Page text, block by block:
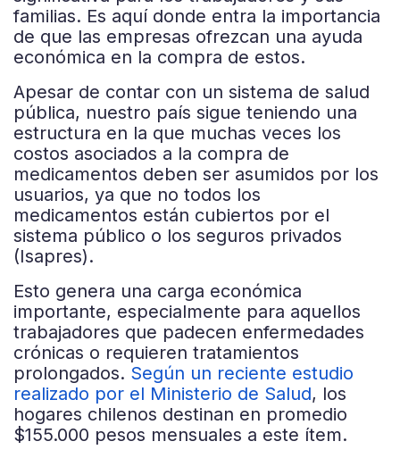
familias. Es aquí donde entra la importancia
de que las empresas ofrezcan una ayuda
económica en la compra de estos.
Apesar de contar con un sistema de salud
pública, nuestro país sigue teniendo una
estructura en la que muchas veces los
costos asociados a la compra de
medicamentos deben ser asumidos por los
usuarios, ya que no todos los
medicamentos están cubiertos por el
sistema público o los seguros privados
(Isapres).
Esto genera una carga económica
importante, especialmente para aquellos
trabajadores que padecen enfermedades
crónicas o requieren tratamientos
prolongados. Según un reciente estudio
realizado por el Ministerio de Salud, los
hogares chilenos destinan en promedio
$155.000 pesos mensuales a este ítem.